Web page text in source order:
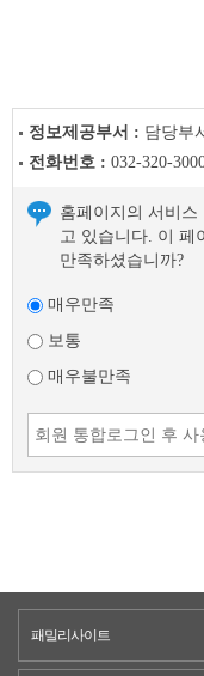
정보제공부서 : 담당부
전화번호 : 032-320-
홈페이지의 서비
고 있습니다. 이 페
만족하셨습니까?
매우만족
보통
매우불만족
패밀리사이트